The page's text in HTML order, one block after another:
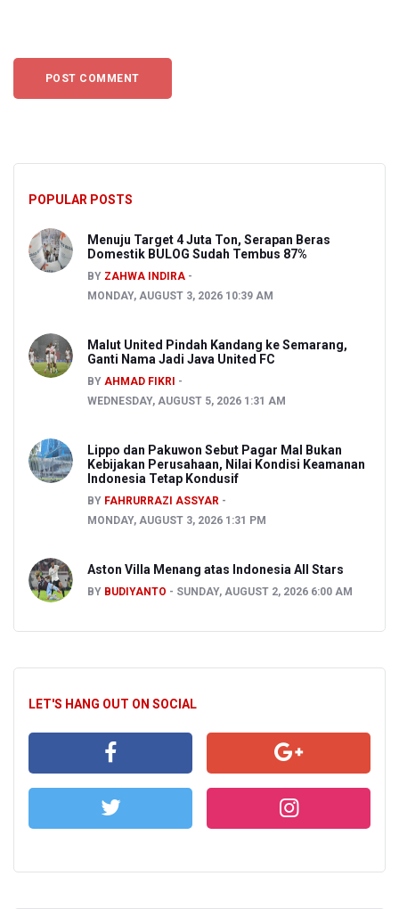
POPULAR POSTS
Menuju Target 4 Juta Ton, Serapan Beras
Domestik BULOG Sudah Tembus 87%
BY ZAHWA INDIRA
MONDAY, AUGUST 3, 2026 10:39 AM
Malut United Pindah Kandang ke Semarang,
Ganti Nama Jadi Java United FC
BY AHMAD FIKRI
WEDNESDAY, AUGUST 5, 2026 1:31 AM
Lippo dan Pakuwon Sebut Pagar Mal Bukan
Kebijakan Perusahaan, Nilai Kondisi Keamanan
Indonesia Tetap Kondusif
BY FAHRURRAZI ASSYAR
MONDAY, AUGUST 3, 2026 1:31 PM
Aston Villa Menang atas Indonesia All Stars
BY BUDIYANTO SUNDAY, AUGUST 2, 2026 6:00 AM
LET'S HANG OUT ON SOCIAL